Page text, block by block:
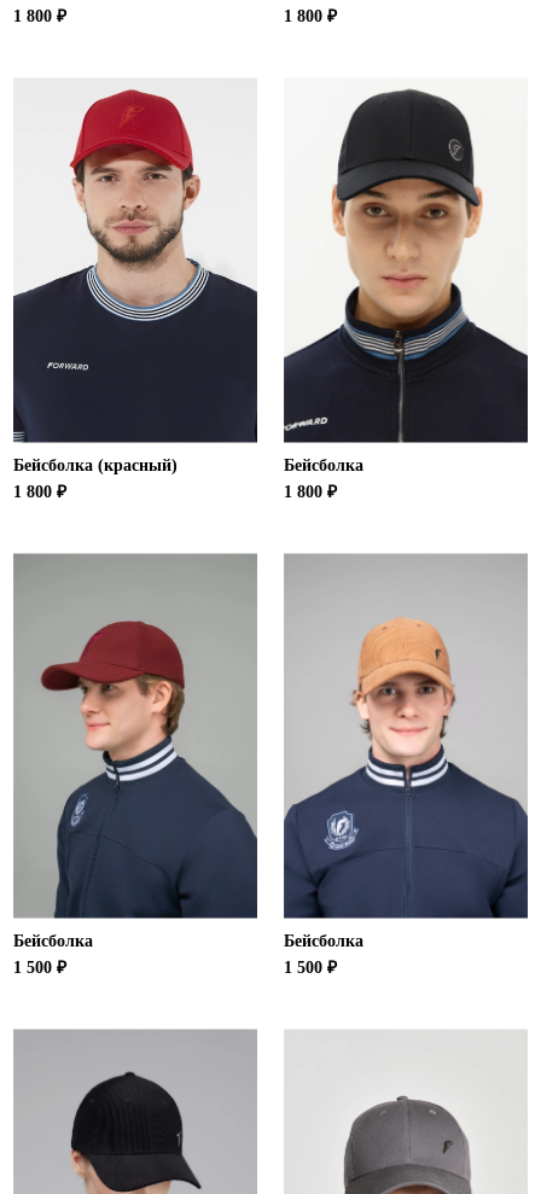
1 800 ₽
1 800 ₽
Бейсболка (красный)
1 800 ₽
Бейсболка
1 800 ₽
Бейсболка
1 500 ₽
Бейсболка
1 500 ₽